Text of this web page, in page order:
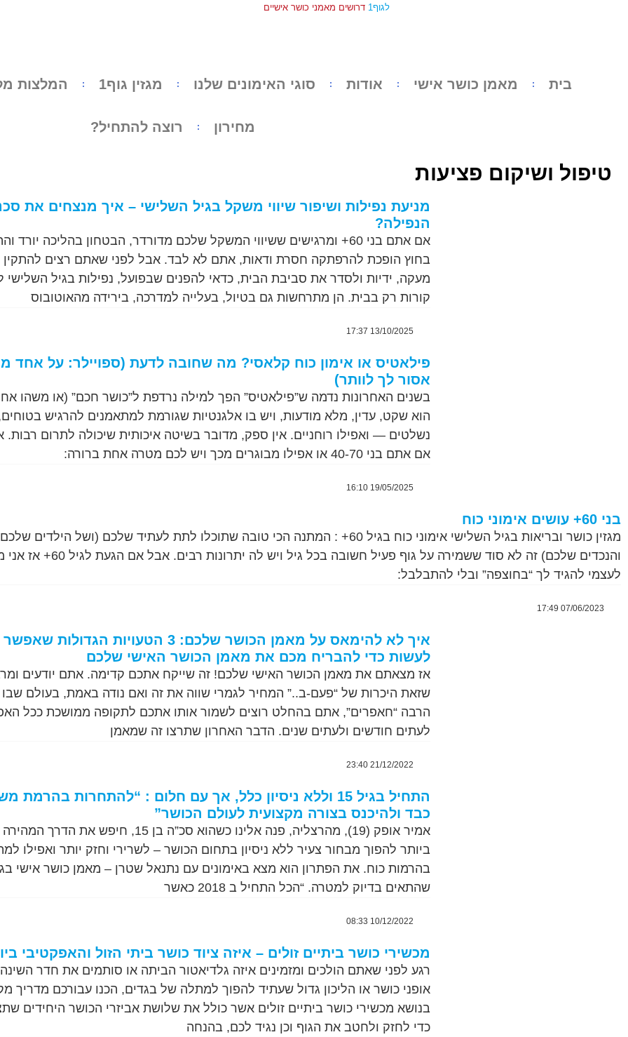
לגוף1 דרושים מאמני כושר אישיים
בית מאמן כושר אישי אודות סוגי האימונים שלנו מגזין גוף1 המלצות
מחירון רוצה להתחיל?
טיפול ושיקום פציעות
מניעת נפילות ושיפור שיווי משקל בגיל השלישי – איך מנצחים את
הנפילה?
אם אתם בני 60+ ומרגישים ששיווי המשקל שלכם מדורדר, הבטחון בהליכה יורד
בחוץ הופכת להרפתקה חסרת ודאות, אתם לא לבד. אבל לפני שאתם רצים להתקין
מעקה, ידיות ולסדר את סביבת הבית, כדאי להפנים שבפועל, נפילות בגיל השלישי
קורות רק בבית. הן מתרחשות גם בטיול, בעלייה למדרכה, בירידה מהאוטובוס
13/10/2025 17:37
פילאטיס או אימון כוח קלאסי? מה שחובה לדעת (ספויילר: על אחד
אסור לך לוותר)
בשנים האחרונות נדמה ש”פילאטיס” הפך למילה נרדפת ל”כושר חכם” (או משהו
הוא שקט, עדין, מלא מודעות, ויש בו אלגנטיות שגורמת למתאמנים להרגיש
נשלטים — ואפילו רוחניים. אין ספק, מדובר בשיטה איכותית שיכולה לתרום רבות.
אם אתם בני 40-70 או אפילו מבוגרים מכך ויש לכם מטרה אחת ברורה:
19/05/2025 16:10
בני 60+ עושים אימוני כוח
מגזין כושר ובריאות בגיל השלישי אימוני כוח בגיל 60+ : המתנה הכי טובה שתוכלו לתת לעתיד שלכם (ושל הילדים שלכם
והנכדים שלכם) זה לא סוד ששמירה על גוף פעיל חשובה בכל גיל ויש לה
לעצמי להגיד לך “בחוצפה” ובלי להתבלבל:
07/06/2023 17:49
איך לא להימאס על מאמן הכושר שלכם: 3 הטעויות הגדולות שאפשר
לעשות כדי להבריח מכם את מאמן הכושר האישי שלכם
אז מצאתם את מאמן הכושר האישי שלכם! זה שייקח אתכם קדימה. אתם יודעים
שזאת היכרות של “פעם-ב..” המחיר לגמרי שווה את זה ואם נודה באמת, בעולם שבו
הרבה “חאפרים”, אתם בהחלט רוצים לשמור אותו אתכם לתקופה ממושכת ככל
לעתים חודשים ולעתים שנים. הדבר האחרון שתרצו זה שמאמן
21/12/2022 23:40
התחיל בגיל 15 וללא ניסיון כלל, אך עם חלום : “להתחרות בהרמת
כבד ולהיכנס בצורה מקצועית לעולם הכושר”
אמיר אופק (19), מהרצליה, פנה אלינו כשהוא סכ”ה בן 15, חיפש את הדרך המהירה
ביותר להפוך מבחור צעיר ללא ניסיון בתחום הכושר – לשרירי וחזק יותר ואפילו
שהתאים בדיוק למטרה. “הכל התחיל ב 2018 כאשר
10/12/2022 08:33
מכשירי כושר ביתיים זולים – איזה ציוד כושר ביתי הזול והאפקטיבי
רגע לפני שאתם הולכים ומזמינים איזה גלדיאטור הביתה או סותמים את חדר
אופני כושר או הליכון גדול שעתיד להפוך למתלה של בגדים, הכנו עבורכם מדריך
בנושא מכשירי כושר ביתיים זולים אשר כולל את שלושת אביזרי הכושר היחידים
כדי לחזק ולחטב את הגוף וכן נגיד לכם, בהנחה